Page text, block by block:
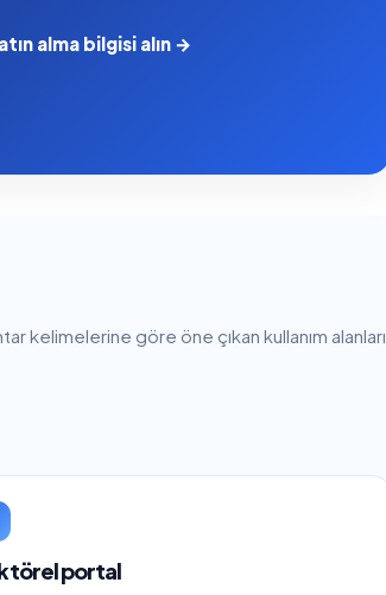
alma bilgisi alın →
kelimelerine göre öne çıkan kullanım alanları.
portal